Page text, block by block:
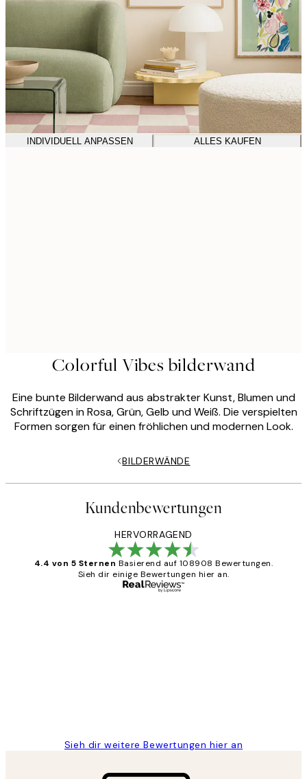
INDIVIDUELL ANPASSEN ALLES KAUFEN
Colorful Vibes bilderwand
Eine bunte Bilderwand aus abstrakter Kunst, Blumen und
Schriftzügen in Rosa, Grün, Gelb und Weiß. Die verspielten
Formen sorgen für einen fröhlichen und modernen Look.
BILDERWÄNDE
Kundenbewertungen
HERVORRAGEND
4.4 von 5 Sternen Basierend auf 108908 Bewertungen.
Sieh dir einige Bewertungen hier an.
Sieh dir weitere Bewertungen hier an